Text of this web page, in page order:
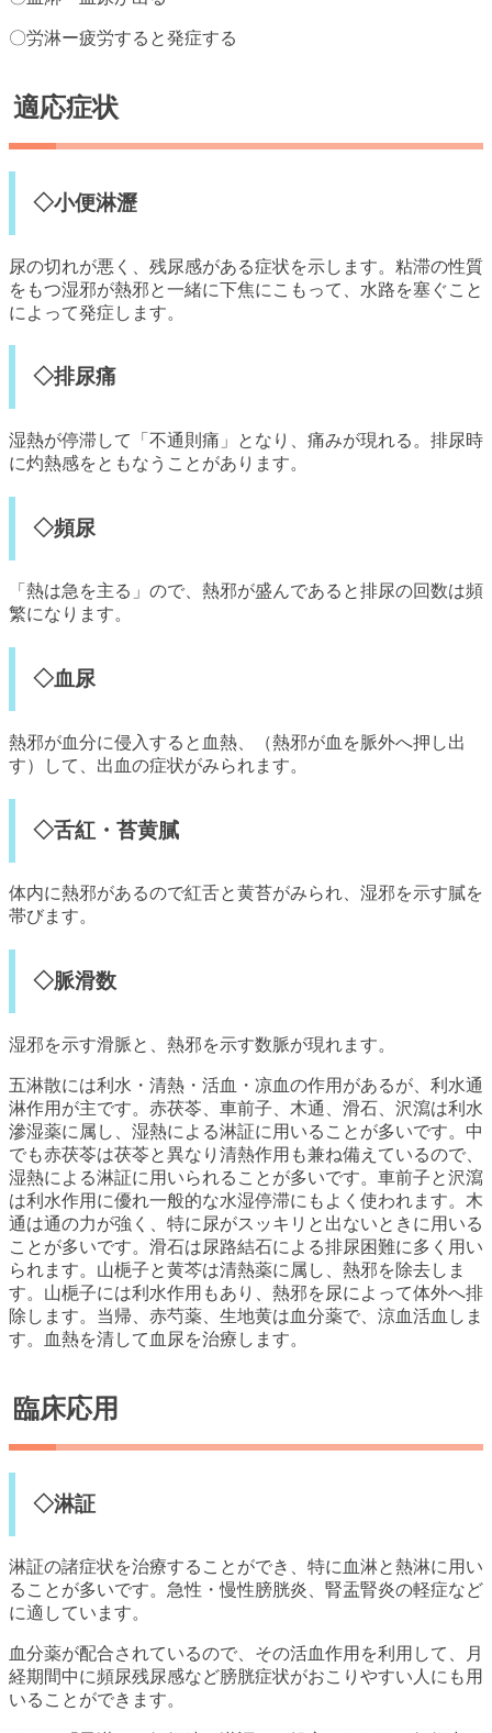
〇労淋ー疲労すると発症する
適応症状
◇小便淋瀝
尿の切れが悪く、残尿感がある症状を示します。粘滞の性質
をもつ湿邪が熱邪と一緒に下焦にこもって、水路を塞ぐこと
によって発症します。
◇排尿痛
湿熱が停滞して「不通則痛」となり、痛みが現れる。排尿時
に灼熱感をともなうことがあります。
◇頻尿
「熱は急を主る」ので、熱邪が盛んであると排尿の回数は頻
繁になります。
◇血尿
熱邪が血分に侵入すると血熱、（熱邪が血を脈外へ押し出
す）して、出血の症状がみられます。
◇舌紅・苔黄膩
体内に熱邪があるので紅舌と黄苔がみられ、湿邪を示す膩を
帯びます。
◇脈滑数
湿邪を示す滑脈と、熱邪を示す数脈が現れます。
五淋散には利水・清熱・活血・凉血の作用があるが、利水通
淋作用が主です。赤茯苓、車前子、木通、滑石、沢瀉は利水
滲湿薬に属し、湿熱による淋証に用いることが多いです。中
でも赤茯苓は茯苓と異なり清熱作用も兼ね備えているので、
湿熱による淋証に用いられることが多いです。車前子と沢瀉
は利水作用に優れ一般的な水湿停滞にもよく使われます。木
通は通の力が強く、特に尿がスッキリと出ないときに用いる
ことが多いです。滑石は尿路結石による排尿困難に多く用い
られます。山梔子と黄芩は清熱薬に属し、熱邪を除去しま
す。山梔子には利水作用もあり、熱邪を尿によって体外へ排
除します。当帰、赤芍薬、生地黄は血分薬で、涼血活血しま
す。血熱を清して血尿を治療します。
臨床応用
◇淋証
淋証の諸症状を治療することができ、特に血淋と熱淋に用い
ることが多いです。急性・慢性膀胱炎、腎盂腎炎の軽症など
に適しています。
血分薬が配合されているので、その活血作用を利用して、月
経期間中に頻尿残尿感など膀胱症状がおこりやすい人にも用
いることができます。